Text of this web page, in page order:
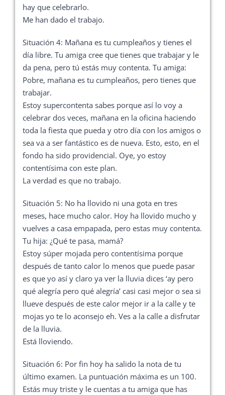
hay que celebrarlo.
Me han dado el trabajo.
Situación 4: Mañana es tu cumpleaños y tienes el
día libre. Tu amiga cree que tienes que trabajar y le
da pena, pero tú estás muy contenta. Tu amiga:
Pobre, mañana es tu cumpleaños, pero tienes que
trabajar.
Estoy supercontenta sabes porque así lo voy a
celebrar dos veces, mañana en la oficina haciendo
toda la fiesta que pueda y otro día con los amigos o
sea va a ser fantástico es de nueva. Esto, esto, en el
fondo ha sido providencial. Oye, yo estoy
contentísima con este plan.
La verdad es que no trabajo.
Situación 5: No ha llovido ni una gota en tres
meses, hace mucho calor. Hoy ha llovido mucho y
vuelves a casa empapada, pero estas muy contenta.
Tu hija: ¿Qué te pasa, mamá?
Estoy súper mojada pero contentísima porque
después de tanto calor lo menos que puede pasar
es que yo así y claro ya ver la lluvia dices ‘ay pero
qué alegría pero qué alegría’ casi casi mejor o sea si
llueve después de este calor mejor ir a la calle y te
mojas yo te lo aconsejo eh. Ves a la calle a disfrutar
de la lluvia.
Está lloviendo.
Situación 6: Por fin hoy ha salido la nota de tu
último examen. La puntuación máxima es un 100.
Estás muy triste y le cuentas a tu amiga que has